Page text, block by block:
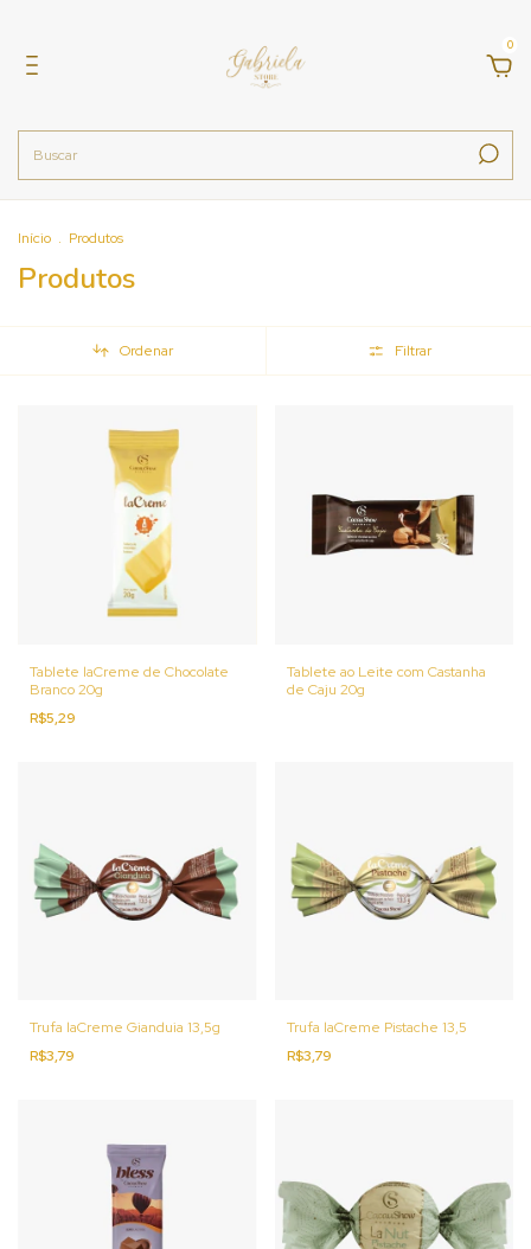
0
Início . Produtos
Produtos
Ordenar Filtrar
Tablete laCreme de Chocolate
Branco 20g
R$5,29
Tablete ao Leite com Castanha
de Caju 20g
Trufa laCreme Gianduia 13,5g
R$3,79
Trufa laCreme Pistache 13,5
R$3,79